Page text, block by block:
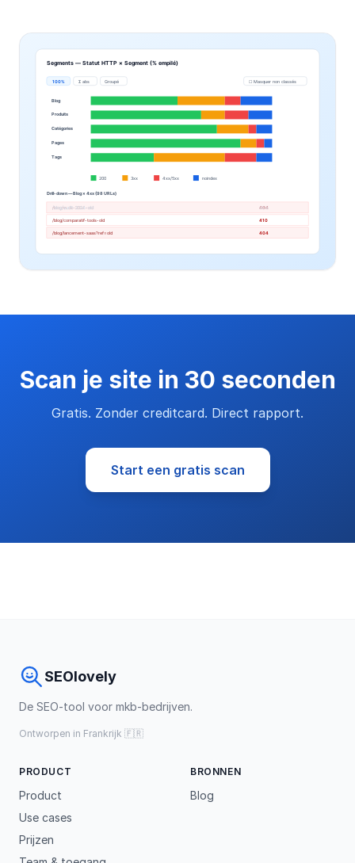
Scan je site in 30 seconden
Gratis. Zonder creditcard. Direct rapport.
Start een gratis scan
SEOlovely
De SEO-tool voor mkb-bedrijven.
Ontworpen in Frankrijk 🇫🇷
PRODUCT
Product
Use cases
Prijzen
BRONNEN
Blog